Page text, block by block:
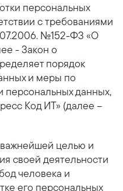
персональных
с требованиями
№152-ФЗ «О
- Закон о
порядок
и меры по
персональных данных,
Код ИТ» (далее –
целью и
своей деятельности
человека и
его персональных